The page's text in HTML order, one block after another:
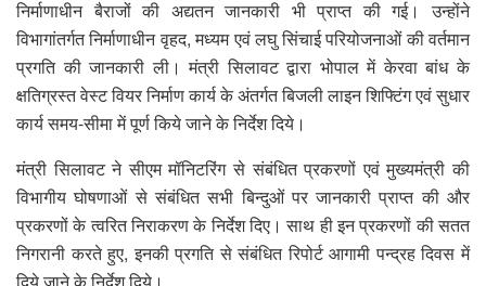
निर्माणाधीन बैराजों की अद्यतन जानकारी भी प्राप्त की गई। उन्होंने
विभागांतर्गत निर्माणाधीन वृहद, मध्यम एवं लघु सिंचाई परियोजनाओं की वर्तमान
प्रगति की जानकारी ली। मंत्री सिलावट द्वारा भोपाल में केरवा बांध के
क्षतिग्रस्त वेस्ट वियर निर्माण कार्य के अंतर्गत बिजली लाइन शिफ्टिंग एवं सुधार
कार्य समय-सीमा में पूर्ण किये जाने के निर्देश दिये।
मंत्री सिलावट ने सीएम मॉनिटरिंग से संबंधित प्रकरणों एवं मुख्यमंत्री की
विभागीय घोषणाओं से संबंधित सभी बिन्दुओं पर जानकारी प्राप्त की और
प्रकरणों के त्वरित निराकरण के निर्देश दिए। साथ ही इन प्रकरणों की सतत
निगरानी करते हुए, इनकी प्रगति से संबंधित रिपोर्ट आगामी पन्द्रह दिवस में
दिये जाने के निर्देश दिये।